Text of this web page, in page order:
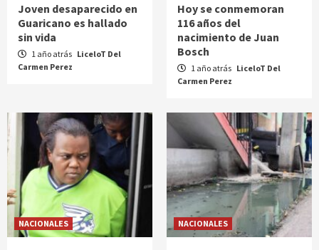
Joven desaparecido en
Guaricano es hallado
sin vida
1 año atrás LiceloT Del
Carmen Perez
Hoy se conmemoran
116 años del
nacimiento de Juan
Bosch
1 año atrás LiceloT Del
Carmen Perez
NACIONALES NACIONALES